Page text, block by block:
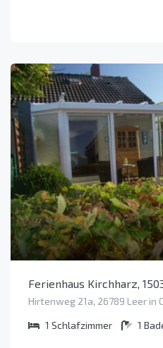
Ferienhaus Kirchharz,
Hirtenweg 21a, 26789 Leer in
1 Schlafzimmer 1